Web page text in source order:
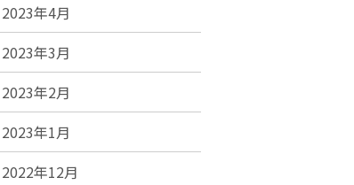
2023年4月
2023年3月
2023年2月
2023年1月
2022年12月